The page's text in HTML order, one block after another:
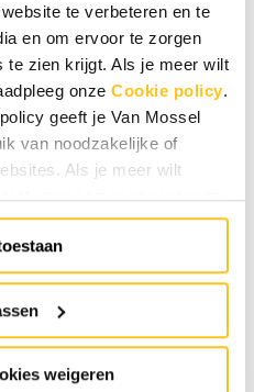
te verbeteren en te
en om ervoor te zorgen
te zien krijgt. Als je meer wilt
onze Cookie policy.
geeft je Van Mossel
van noodzakelijke of
Als je meer wilt
jouw persoonsgegevens,
. Specifiek voor
HR Privacyverklaring
allen tijde aanpassen via de
weigeren
die verder kunnen en
vak van schadeherstel.
van
verwerkt is.
) montage gaat de
prominentere rol
Het herstellen van
hebt al ervaring als
graag in een team en
zijn is jouw